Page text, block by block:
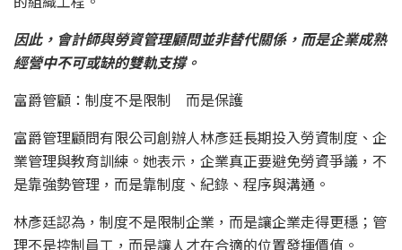
因此，會計師與勞資管理顧問並非替代關係，而是企業成熟
經營中不可或缺的雙軌支撐。
富爵管顧：制度不是限制 而是保護
富爵管理顧問有限公司創辦人林彥廷長期投入勞資制度、企
業管理與教育訓練。她表示，企業真正要避免勞資爭議，不
是靠強勢管理，而是靠制度、紀錄、程序與溝通。
林彥廷認為，制度不是限制企業，而是讓企業走得更穩；管
理不是控制員工，而是讓人才在合適的位置發揮價值。